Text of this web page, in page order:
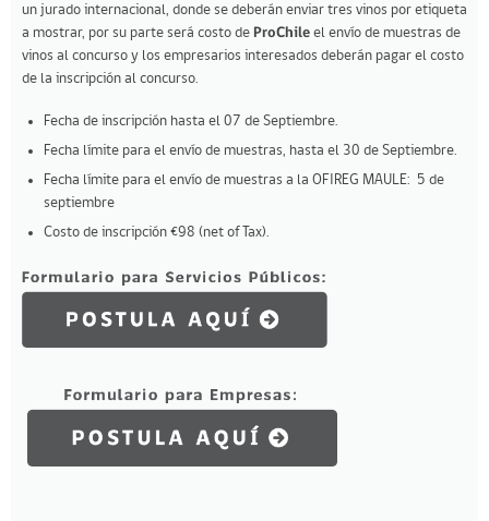
un jurado internacional, donde se deberán enviar tres vinos por etiqueta
a mostrar, por su parte será costo de ProChile el envío de muestras de
vinos al concurso y los empresarios interesados deberán pagar el costo
de la inscripción al concurso.
Fecha de inscripción hasta el 07 de Septiembre.
Fecha límite para el envío de muestras, hasta el 30 de Septiembre.
Fecha límite para el envío de muestras a la OFIREG MAULE: 5 de
septiembre
Costo de inscripción €98 (net of Tax).